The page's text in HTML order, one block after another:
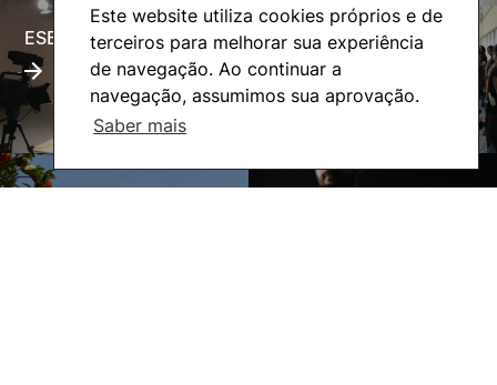
Este website utiliza cookies próprios e de
terceiros para melhorar sua experiência
de navegação. Ao continuar a
navegação, assumimos sua aprovação.
Saber mais
ESECTV Alumni